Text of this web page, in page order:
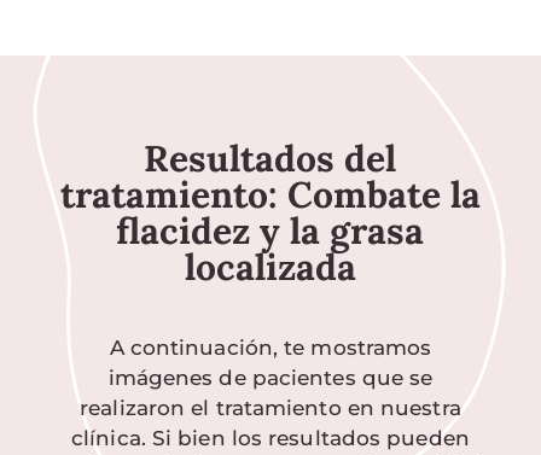
Resultados del
tratamiento: Combate la
flacidez y la grasa
localizada
A continuación, te mostramos
imágenes de pacientes que se
realizaron el tratamiento en nuestra
clínica. Si bien los resultados pueden